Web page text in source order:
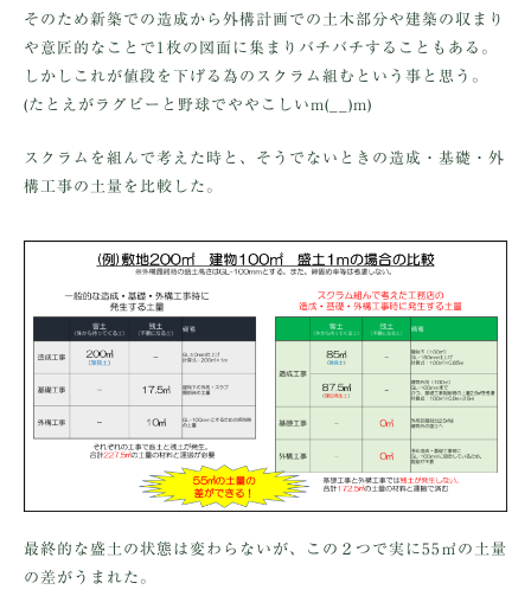
そのため新築での造成から外構計画での土木部分や建築の収まり
や意匠的なことで1枚の図面に集まりバチバチすることもある。
しかしこれが値段を下げる為のスクラム組むという事と思う。
(たとえがラグビーと野球でややこしいm(__)m)
スクラムを組んで考えた時と、そうでないときの造成・基礎・外
構工事の土量を比較した。
最終的な盛土の状態は変わらないが、この２つで実に55㎥の土量
の差がうまれた。